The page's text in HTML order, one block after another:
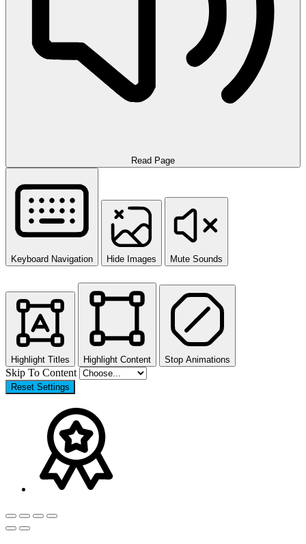
Read Page
Keyboard Navigation Hide Images Mute Sounds
Highlight Titles Highlight Content Stop Animations
Skip To Content
Reset Settings